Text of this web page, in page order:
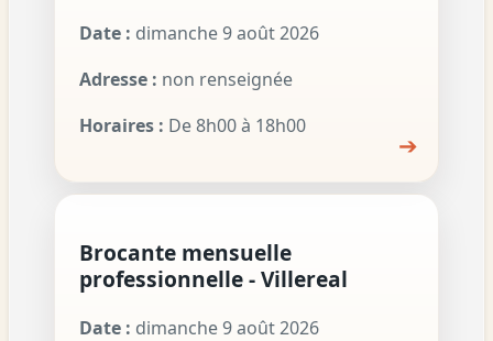
Date : dimanche 9 août 2026
Adresse : non renseignée
Horaires : De 8h00 à 18h00
➔
Brocante mensuelle
professionnelle - Villereal
Date : dimanche 9 août 2026